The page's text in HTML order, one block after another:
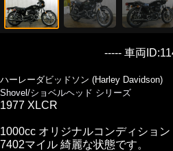
----- 車両
ハーレーダビッドソン (Harley Davidson)
Shovel/ショベルヘッド シリーズ
1977 XLCR
1000cc オリジナルコンディション
7402マイル 綺麗な状態です。